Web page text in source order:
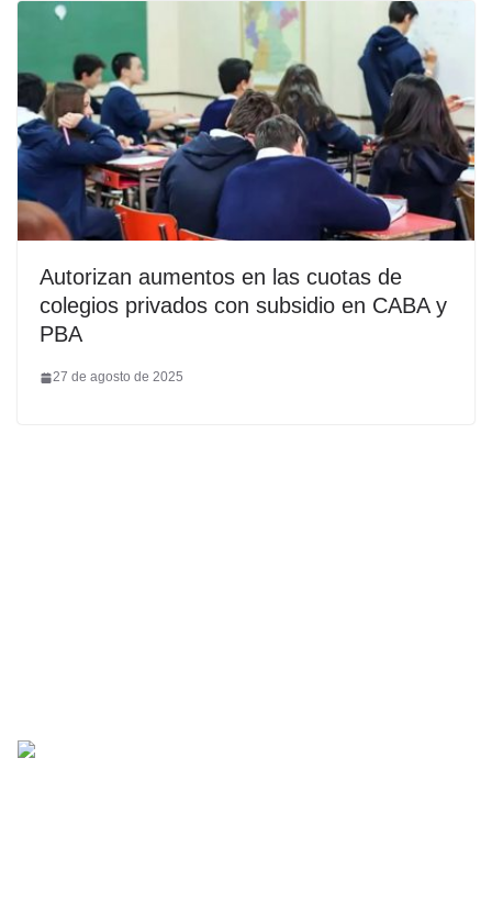
Autorizan aumentos en las cuotas de
colegios privados con subsidio en CABA y
PBA
27 de agosto de 2025